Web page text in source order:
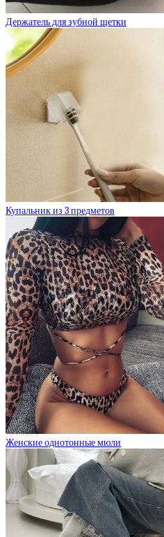
Держатель для зубной щетки
Купальник из 3 предметов
Женские однотонные мюли